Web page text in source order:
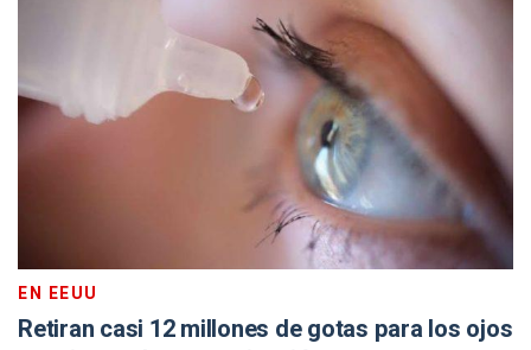
EN EEUU
Retiran casi 12 millones de gotas para los ojos